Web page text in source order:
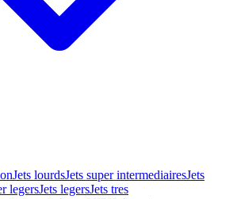
Jets lourdsJets super intermediairesJets
legersJets legersJets tres